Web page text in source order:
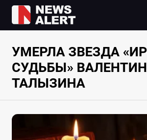
УМЕРЛА ЗВЕЗДА
СУДЬБЫ»
ТАЛЫЗИНА